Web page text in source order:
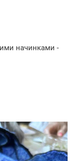
начинками -